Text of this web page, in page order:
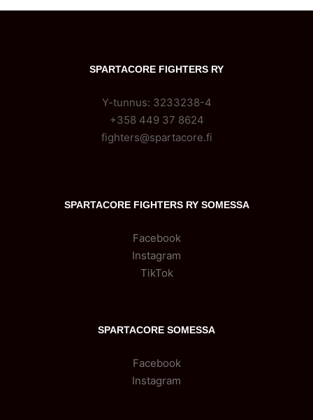
SPARTACORE FIGHTERS RY
Y-tunnus: 3233238-4
+358 449 37 8624
fighters@spartacore.fi
SPARTACORE FIGHTERS RY SOMESSA
Facebook
Instagram
TikTok
SPARTACORE SOMESSA
Facebook
Instagram